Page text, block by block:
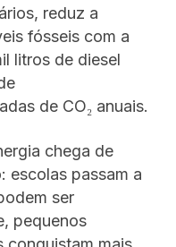
reduz a
fósseis com a
litros de diesel
de CO₂ anuais.
chega de
escolas passam a
ser
pequenos